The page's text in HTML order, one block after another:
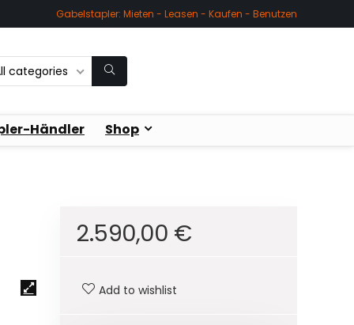
Gabelstapler: Mieten - Leasen - Kaufen - Benutzen
categories
Händler Shop
2.590,00 €
Add to wishlist